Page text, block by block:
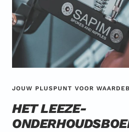
JOUW PLUSPUNT VOOR
HET LEEZE-